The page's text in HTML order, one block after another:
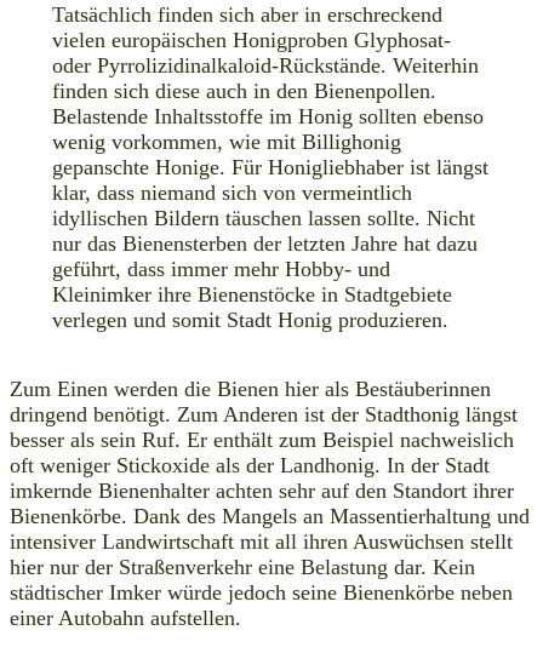
Tatsächlich finden sich aber in erschreckend
vielen europäischen Honigproben Glyphosat-
oder Pyrrolizidinalkaloid-Rückstände. Weiterhin
finden sich diese auch in den Bienenpollen.
Belastende Inhaltsstoffe im Honig sollten ebenso
wenig vorkommen, wie mit Billighonig
gepanschte Honige. Für Honigliebhaber ist längst
klar, dass niemand sich von vermeintlich
idyllischen Bildern täuschen lassen sollte. Nicht
nur das Bienensterben der letzten Jahre hat dazu
geführt, dass immer mehr Hobby- und
Kleinimker ihre Bienenstöcke in Stadtgebiete
verlegen und somit Stadt Honig produzieren.
Zum Einen werden die Bienen hier als Bestäuberinnen
dringend benötigt. Zum Anderen ist der Stadthonig längst
besser als sein Ruf. Er enthält zum Beispiel nachweislich
oft weniger Stickoxide als der Landhonig. In der Stadt
imkernde Bienenhalter achten sehr auf den Standort ihrer
Bienenkörbe. Dank des Mangels an Massentierhaltung und
intensiver Landwirtschaft mit all ihren Auswüchsen stellt
hier nur der Straßenverkehr eine Belastung dar. Kein
städtischer Imker würde jedoch seine Bienenkörbe neben
einer Autobahn aufstellen.